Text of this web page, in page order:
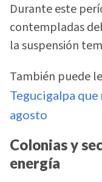
Durante este
contempladas
la suspensión
También puede
Tegucigalpa
agosto
Colonias y
energía